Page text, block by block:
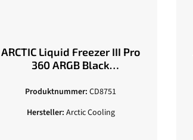
ARCTIC Liquid Freezer III Pro
360 ARGB Black
AMD Prozessoren, 3x120mm
Produktnummer: CD8751
Hersteller: Arctic Cooling